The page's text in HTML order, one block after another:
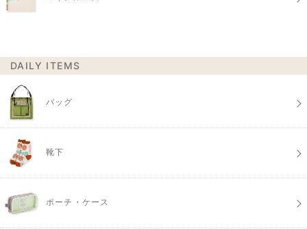
DAILY ITEMS
バッグ
靴下
ポーチ・ケース